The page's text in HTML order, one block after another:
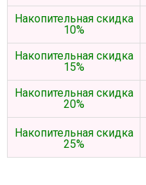
Накопительная скидка
10%
Накопительная скидка
15%
Накопительная скидка
20%
Накопительная скидка
25%